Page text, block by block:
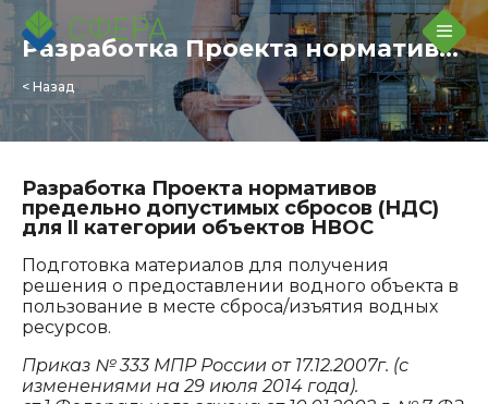
Разработка Проекта нормативов предельно допустимых сбросов (НДС) для II категории объектов НВОС
< Назад
Разработка Проекта нормативов
предельно допустимых сбросов (НДС)
для II категории объектов НВОС
Подготовка материалов для получения
решения о предоставлении водного объекта в
пользование в месте сброса/изъятия водных
ресурсов.
Приказ № 333 МПР России от 17.12.2007г. (с
изменениями на 29 июля 2014 года).